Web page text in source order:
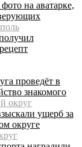
на аватарке,
проведёт в
знакомого
округ
ущерб за
округе